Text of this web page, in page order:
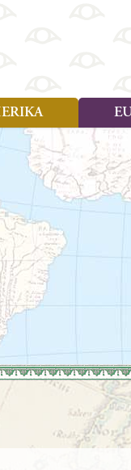
Rica
Guayana
Art der
Djoser
Djoser